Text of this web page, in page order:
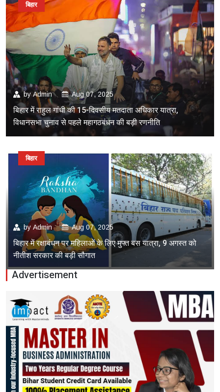
byAdmin Aug 07, 2025
बिहार में राहुल गांधी की 15-दिवसीय मतदाता अधिकार यात्रा,
विधानसभा चुनाव से पहले महागठबंधन की बड़ी रणनीति
बिहार
by Admin Aug 07, 2025
बिहार में रक्षाबंधन पर महिलाओं के लिए मुफ्त बस यात्रा, 9 अगस्त को
नीतीश सरकार की बड़ी सौगात
बिहार
Advertisement